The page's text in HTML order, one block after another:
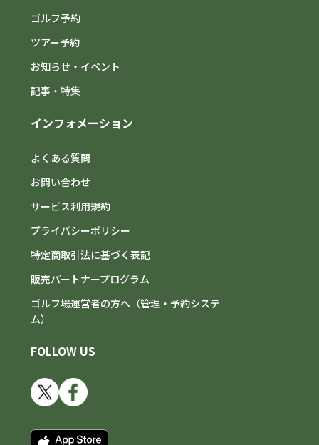
ゴルフ予約
ツアー予約
お知らせ・イベント
記事・特集
インフォメーション
よくある質問
お問い合わせ
サービス利用規約
プライバシーポリシー
特定商取引法に基づく表記
販売パートナープログラム
ゴルフ場運営者の方へ（管理・予約システ
ム）
FOLLOW US